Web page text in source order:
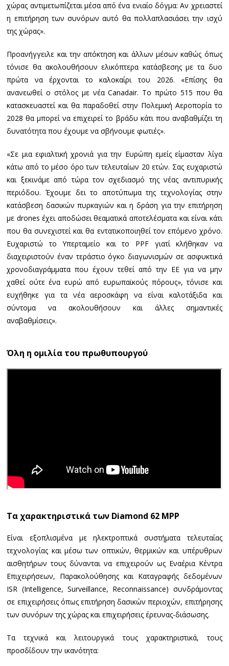
χώρας αντιμετωπίζεται μέσα από ένα ενιαίο δόγμα: Αν χρειαστεί
η επιτήρηση των συνόρων αυτό θα πολλαπλασιάσει την ισχύ
της χώρας».
Προανήγγειλε και την απόκτηση και άλλων μέσων καθώς όπως
τόνισε θα ακολουθήσουν ελικόπτερα κατάσβεσης με τα δυο
πρώτα να έρχονται το καλοκαίρι του 2026. «Επίσης θα
ανανεωθεί ο στόλος με νέα Canadair. Το πρώτο 515 που θα
κατασκευαστεί και θα παραδοθεί στην Πολεμική Αεροπορία το
2028 θα μπορεί να επιχειρεί το βράδυ κάτι που αναβαθμίζει τη
δυνατότητα που έχουμε να σβήνουμε φωτιές».
«Σε μια εφιαλτική χρονιά για την Ευρώπη εμείς είμασταν λίγα
κάτω από το μέσο όρο των τελευταίων 20 ετών. Σας ευχαριστώ
και ξεκινάμε από τώρα τον σχεδιασμό της νέας αντιπυρικής
περιόδου. Έχουμε δει το αποτύπωμα της τεχνολογίας στην
κατάσβεση δασικών πυρκαγιών και η δράση για την επιτήρηση
με drones έχει αποδώσει θεαματικά αποτελέσματα και είναι κάτι
που θα συνεχιστεί και θα εντατικοποιηθεί τον επόμενο χρόνο.
Ευχαριστώ το Υπερταμείο και το PPF γιατί κλήθηκαν να
διαχειριστούν έναν τεράστιο όγκο διαγωνισμών σε ασφυκτικά
χρονοδιαγράμματα που έχουν τεθεί από την ΕΕ για να μην
χαθεί ούτε ένα ευρώ από ευρωπαϊκούς πόρους», τόνισε και
ευχήθηκε για τα νέα αεροσκάφη να είναι καλοτάξιδα και
σύντομα να ακολουθήσουν και άλλες σημαντικές
αναβαθμίσεις».
Όλη η ομιλία του πρωθυπουργού
Τα χαρακτηριστικά των Diamond 62 MPP
Είναι εξοπλισμένα με ηλεκτροπτικά συστήματα τελευταίας
τεχνολογίας και μέσω των οπτικών, θερμικών και υπέρυθρων
αισθητήρων τους δύνανται να επιχειρούν ως Εναέρια Κέντρα
Επιχειρήσεων, Παρακολούθησης και Καταγραφής δεδομένων
ISR (Intelligence, Surveillance, Reconnaissance) συνδράμοντας
σε επιχειρήσεις όπως επιτήρηση δασικών περιοχών, επιτήρησης
των συνόρων της χώρας και επιχειρήσεις έρευνας-διάσωσης.
​Τα τεχνικά και λειτουργικά τους χαρακτηριστικά, τους
προσδίδουν την ικανότητα: